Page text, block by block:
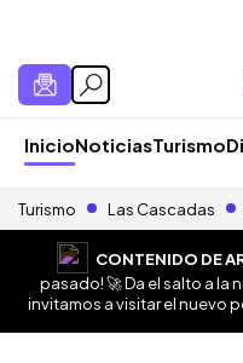
InicioNoticiasTurismo
Turismo Las Cascadas
CONTENIDO DE
pasado! 🚀 Da el salto a la
invitamos a visitar el nuevo